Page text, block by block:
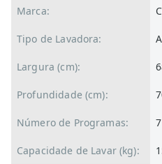
Marca:
Tipo de Lavadora:
Largura (cm):
Profundidade (cm):
Número de Programas: 7
Capacidade de Lavar (kg):